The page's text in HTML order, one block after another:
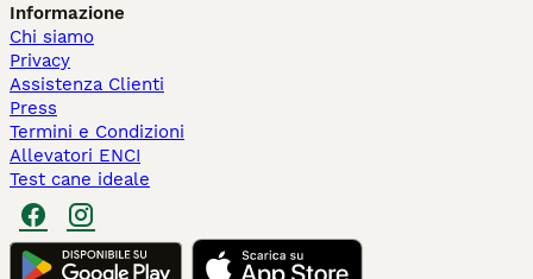
Informazione
Chi siamo
Privacy
Assistenza Clienti
Press
Termini e Condizioni
Allevatori ENCI
Test cane ideale